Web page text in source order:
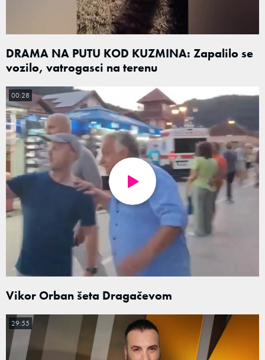
DRAMA NA PUTU KOD KUZMINA: Zapalilo se
vozilo, vatrogasci na terenu
Vikor Orban šeta Dragačevom
00:28
29:55